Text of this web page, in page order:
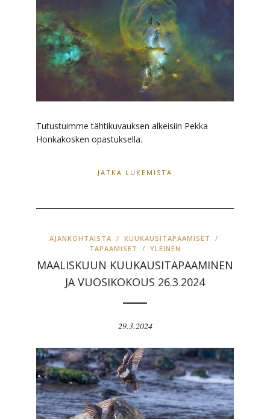
Tutustuimme tähtikuvauksen alkeisiin Pekka
Honkakosken opastuksella.
JATKA LUKEMISTA
AJANKOHTAISTA / KUUKAUSITAPAAMISET
/
TAPAAMISET
/ YLEINEN
MAALISKUUN KUUKAUSITAPAAMINEN
JA VUOSIKOKOUS 26.3.2024
29.3.2024